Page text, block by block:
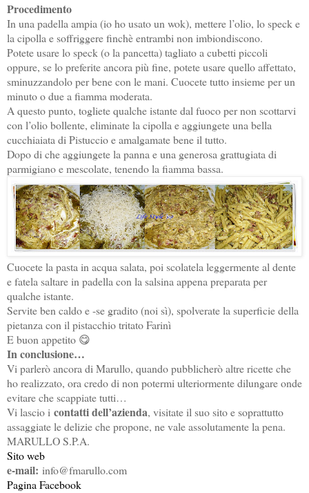
Procedimento
In una padella ampia (io ho usato un wok), mettere l’olio, lo speck e
la cipolla e soffriggere finchè entrambi non imbiondiscono.
Potete usare lo speck (o la pancetta) tagliato a cubetti piccoli
oppure, se lo preferite ancora più fine, potete usare quello affettato,
sminuzzandolo per bene con le mani. Cuocete tutto insieme per un
minuto o due a fiamma moderata.
A questo punto, togliete qualche istante dal fuoco per non scottarvi
con l’olio bollente, eliminate la cipolla e aggiungete una bella
cucchiaiata di Pistuccio e amalgamate bene il tutto.
Dopo di che aggiungete la panna e una generosa grattugiata di
parmigiano e mescolate, tenendo la fiamma bassa.
Cuocete la pasta in acqua salata, poi scolatela leggermente al dente
e fatela saltare in padella con la salsina appena preparata per
qualche istante.
Servite ben caldo e -se gradito (noi sì), spolverate la superficie della
pietanza con il pistacchio tritato Farinì
E buon appetito 😋
In conclusione…
Vi parlerò ancora di Marullo, quando pubblicherò altre ricette che
ho realizzato, ora credo di non potermi ulteriormente dilungare onde
evitare che scappiate tutti…
Vi lascio i contatti dell’azienda, visitate il suo sito e soprattutto
assaggiate le delizie che propone, ne vale assolutamente la pena.
MARULLO S.P.A.
Sito web
e-mail: info@fmarullo.com
Pagina Facebook